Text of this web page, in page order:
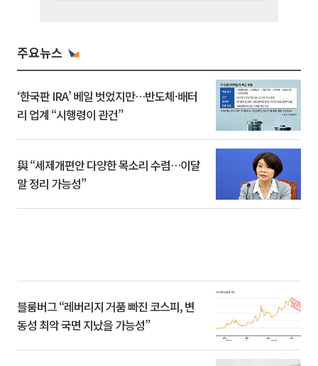
주요뉴스
‘한국판 IRA’ 베일 벗었지만…반도체·배터
리 업계 “시행령이 관건”
與 “세제개편안 다양한 목소리 수렴…이달
말 정리 가능성”
블룸버그 “레버리지 거품 빠진 코스피, 변
동성 최악 국면 지났을 가능성”